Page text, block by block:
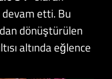
devam etti. Bu
dönüştürülen
altında eğlence